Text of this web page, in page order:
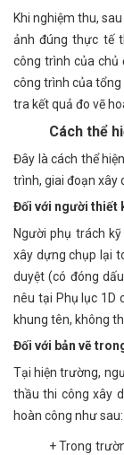
Khi nghiệm thu,
ảnh đúng thực tế
công trình của
công trình của
tra kết quả đo vẽ
Cách thể
Đây là cách thể
trình, giai đoạn xây
Đối với người thiết
Người phụ trách
xây dựng chụp lại
duyệt (có đóng
nêu tại Phụ lục 1D
khung tên, không
Đối với bản vẽ
Tại hiện trường,
thầu thi công xây
hoàn công như sau:
+ Trong